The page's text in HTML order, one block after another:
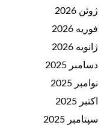
ژوئن 2026
فوریه 2026
ژانویه 2026
دسامبر 2025
نوامبر 2025
اکتبر 2025
سپتامبر 2025